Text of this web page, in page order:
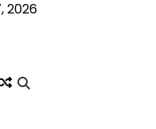
2026